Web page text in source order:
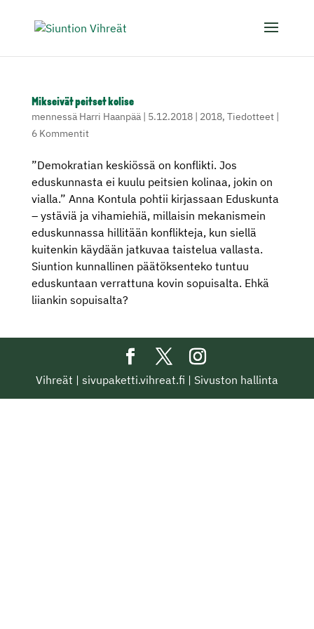
Mikseivät peitset kolise
mennessä Harri Haanpää| 5.12.2018| 2018, Tiedotteet|
6 Kommentit
”Demokratian keskiössä on konflikti. Jos
eduskunnasta ei kuulu peitsien kolinaa, jokin on
vialla.” Anna Kontula pohtii kirjassaan Eduskunta
– ystäviä ja vihamiehiä, millaisin mekanismein
eduskunnassa hillitään konflikteja, kun siellä
kuitenkin käydään jatkuvaa taistelua vallasta.
Siuntion kunnallinen päätöksenteko tuntuu
eduskuntaan verrattuna kovin sopuisalta. Ehkä
liiankin sopuisalta?
Vihreät | sivupaketti.vihreat.fi | Sivuston hallinta